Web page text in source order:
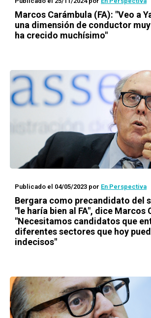
Marcos Carámbula (FA): "Veo a
una dimensión de conductor
ha crecido muchísimo"
Publicado el 04/05/2023 por En Perspectiva
Bergara como precandidato del
"le haría bien al FA", dice Marcos
"Necesitamos candidatos que
diferentes sectores que hoy
indecisos"